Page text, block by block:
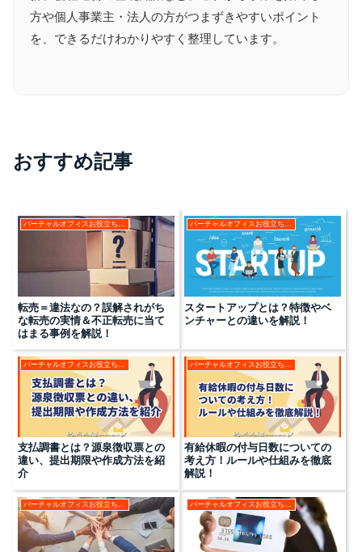
方や個人事業主・法人の方がつまずきやすいポイント
を、できるだけわかりやすく整理しています。
おすすめ記事
転売＝違法なの？誤解されがち
な転売の実情＆不正転売に当て
はまる事例を解説！
スタートアップとは？特徴やベ
ンチャーとの違いを解説！
支払調書とは？源泉徴収票との
違い、提出期限や作成方法を紹
介
有給休暇の付与日数についての
考え方！ルールや仕組みを徹底
解説！
バーチャルオフィスお役立ちコラム バーチャルオフィスお役立ちコラム